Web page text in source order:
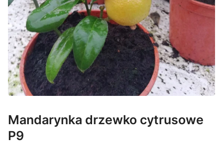
Mandarynka drzewko cytrusowe
P9